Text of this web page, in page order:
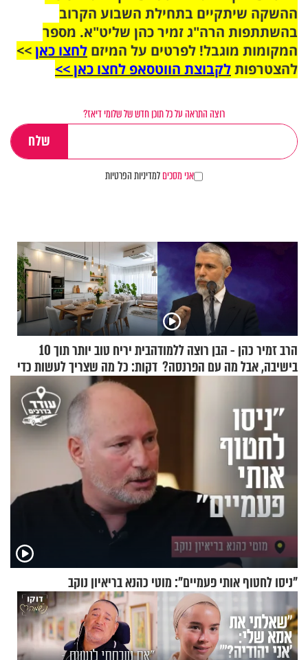
ההשקה שיתקיים בתחילת השבוע הקרוב
בהשתתפות הרה"ג זמיר כהן שליט"א. מספר
המקומות מוגבל! לפרטים על המיזם לחצו כאן>>
להצטרפותלקבוצת הווטסאפ לחצו כאן >>
רוצה התראה על כל תוכן חדש של שלומי דיאז?
אני מסכיםלמדיניות הפרטיות
הרב זמיר כהן - הבן רוצה ללמוד
בישיבה, אבל מה עם הפרנסה?
הבית יריח טוב יותר תוך 10
דקות: כל מה שצריך לעשות כדי
לרענן את הבית
"ניסו לחטוף אותי פעמיים": מוטי כהנא בריאיון נוקב